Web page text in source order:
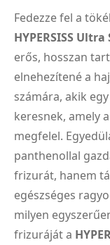
Fedezze fel a
HYPERSISS
erős, hosszan
elnehezítené a
számára, akik
keresnek, amely
megfelel.
panthenollal
frizurát, hanem
egészséges
milyen
frizuráját a